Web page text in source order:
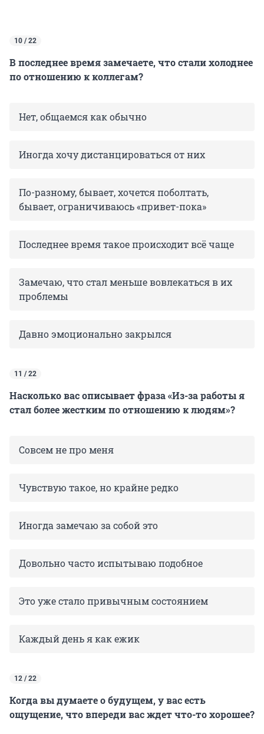
10 / 22
В последнее время замечаете, что стали холоднее
по отношению к коллегам?
Нет, общаемся как обычно
Иногда хочу дистанцироваться от них
По-разному, бывает, хочется поболтать,
бывает, ограничиваюсь «привет-пока»
Последнее время такое происходит всё чаще
Замечаю, что стал меньше вовлекаться в их
проблемы
Давно эмоционально закрылся
11 / 22
Насколько вас описывает фраза «Из-за работы я
стал более жестким по отношению к людям»?
Совсем не про меня
Чувствую такое, но крайне редко
Иногда замечаю за собой это
Довольно часто испытываю подобное
Это уже стало привычным состоянием
Каждый день я как ежик
12 / 22
Когда вы думаете о будущем, у вас есть
ощущение, что впереди вас ждет что-то хорошее?